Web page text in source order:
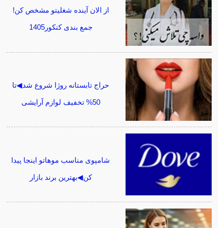
از الان آینده شغلیتو مشخص کن!
جمع بندی کنکور1405
حراج تابستانه روژا شروع شد◀تا
50% تخفیف لوازم آرایشی
شامپوی مناسب موهاتو اینجا پیدا
کن◀بهترین برند بازار